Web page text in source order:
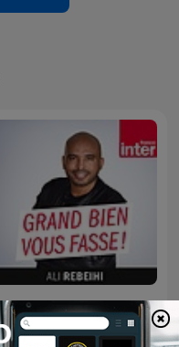
Grand bien vous fasse !